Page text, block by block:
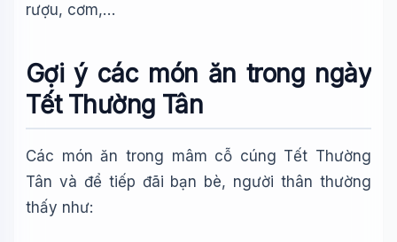
rượu, cơm,…
Gợi ý các món ăn trong ngày
Tết Thường Tân
Các món ăn trong mâm cỗ cúng Tết Thường
Tân và để tiếp đãi bạn bè, người thân thường
thấy như: